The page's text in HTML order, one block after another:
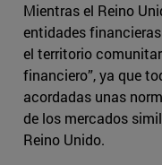
Mientras el Reino
entidades
el territorio
financiero”, ya que
acordadas unas
de los mercados
Reino Unido.